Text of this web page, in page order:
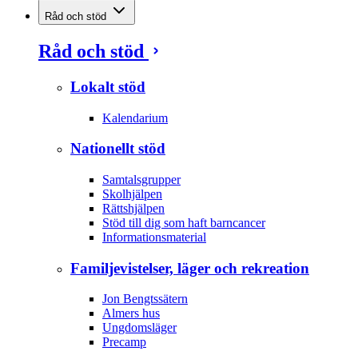
Råd och stöd
Råd och stöd
Lokalt stöd
Kalendarium
Nationellt stöd
Samtalsgrupper
Skolhjälpen
Rättshjälpen
Stöd till dig som haft barncancer
Informationsmaterial
Familjevistelser, läger och rekreation
Jon Bengtssätern
Almers hus
Ungdomsläger
Precamp